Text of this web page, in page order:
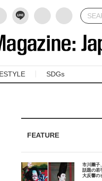
SDGs
FEATURE
市川團子
話題の若
大反響の